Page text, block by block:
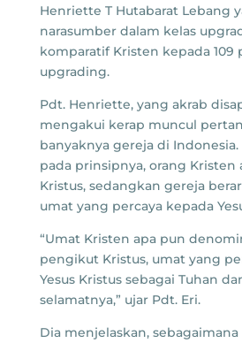
Henriette T Hutabarat Lebang
narasumber dalam kelas
komparatif Kristen kepada 109
upgrading.
Pdt. Henriette, yang akrab
mengakui kerap muncul
banyaknya gereja di
pada prinsipnya, orang
Kristus, sedangkan gereja
umat yang percaya kepada
“Umat Kristen apa pun
pengikut Kristus, umat yang
Yesus Kristus sebagai Tuhan
selamatnya,” ujar Pdt. Eri.
Dia menjelaskan,